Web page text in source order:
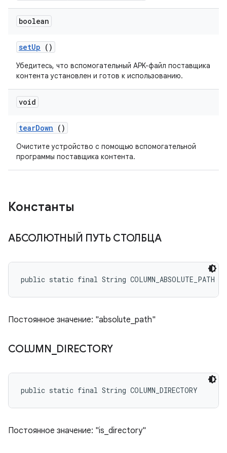
boolean
setUp ()
Убедитесь, что вспомогательный APK-файл поставщика
контента установлен и готов к использованию.
void
tearDown ()
Очистите устройство с помощью вспомогательной
программы поставщика контента.
Константы
АБСОЛЮТНЫЙ ПУТЬ СТОЛБЦА
public static final String COLUMN_ABSOLUTE_PATH
Постоянное значение: "absolute_path"
COLUMN DIRECTORY
public static final String COLUMN_DIRECTORY
Постоянное значение: "is_directory"